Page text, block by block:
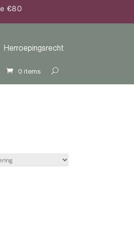
€80
Herroepingsrecht
0 items